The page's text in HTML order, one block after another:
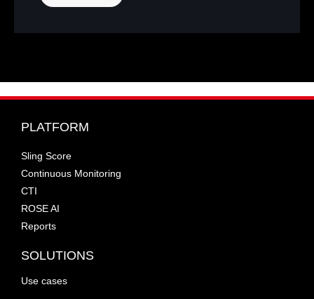
PLATFORM
Sling Score
Continuous Monitoring
CTI
ROSE AI
Reports
SOLUTIONS
Use cases